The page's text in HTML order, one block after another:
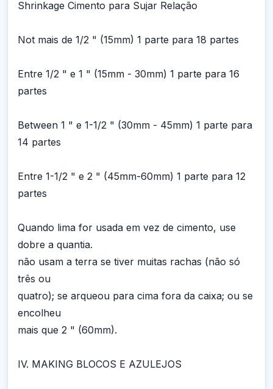
Shrinkage Cimento para Sujar Relação
Not mais de 1/2 " (15mm) 1 parte para 18 partes
Entre 1/2 " e 1 " (15mm - 30mm) 1 parte para 16
partes
Between 1 " e 1-1/2 " (30mm - 45mm) 1 parte para
14 partes
Entre 1-1/2 " e 2 " (45mm-60mm) 1 parte para 12
partes
Quando lima for usada em vez de cimento, use
dobre a quantia.
não usam a terra se tiver muitas rachas (não só
três ou
quatro); se arqueou para cima fora da caixa; ou se
encolheu
mais que 2 " (60mm).
IV. MAKING BLOCOS E AZULEJOS